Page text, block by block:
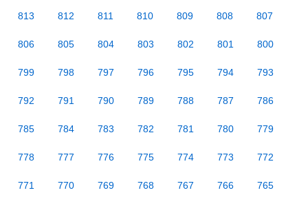
813 812 811 810 809 808 807
806 805 804 803 802 801 800
799 798 797 796 795 794 793
792 791 790 789 788 787 786
785 784 783 782 781 780 779
778 777 776 775 774 773 772
771 770 769 768 767 766 765